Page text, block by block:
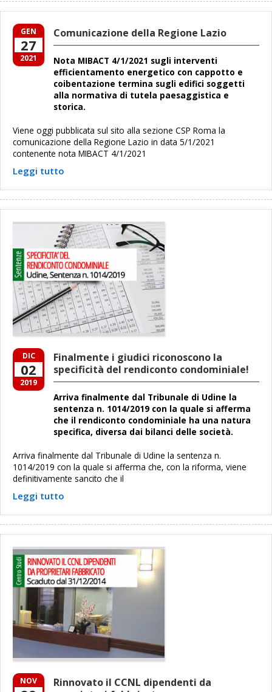
GEN
27
2021
Comunicazione della Regione Lazio
Nota MIBACT 4/1/2021 sugli interventi
efficientamento energetico con cappotto e
coibentazione termina sugli edifici soggetti
alla normativa di tutela paesaggistica e
storica.
Viene oggi pubblicata sul sito alla sezione CSP Roma la
comunicazione della Regione Lazio in data 5/1/2021
contenente nota MIBACT 4/1/2021
Leggi tutto
DIC
02
2019
Finalmente i giudici riconoscono la
specificità del rendiconto condominiale!
Arriva finalmente dal Tribunale di Udine la
sentenza n. 1014/2019 con la quale si afferma
che il rendiconto condominiale ha una natura
specifica, diversa dai bilanci delle società.
Arriva finalmente dal Tribunale di Udine la sentenza n.
1014/2019 con la quale si afferma che, con la riforma, viene
definitivamente sancito che il
Leggi tutto
NOV
Rinnovato il CCNL dipendenti da